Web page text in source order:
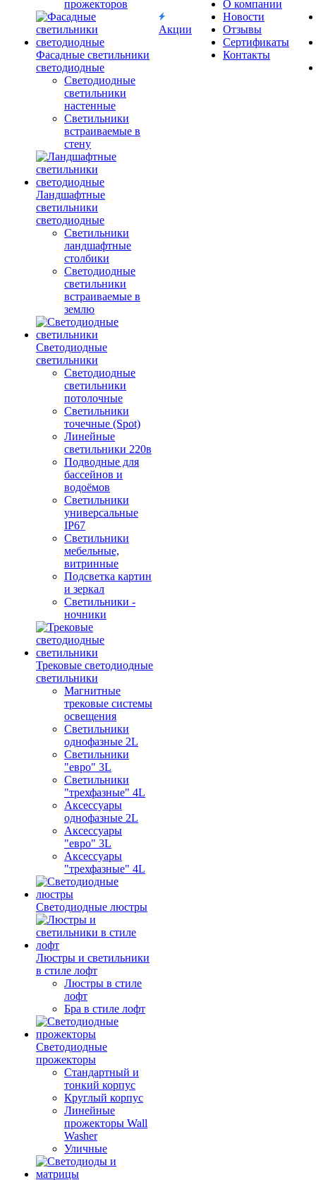
прожекторов
Фасадные светильники
светодиодные
Светодиодные
светильники
настенные
Светильники
встраиваемые в
стену
Ландшафтные
светильники
светодиодные
Светильники
ландшафтные
столбики
Светодиодные
светильники
встраиваемые в
землю
Светодиодные
светильники
Светодиодные
светильники
потолочные
Светильники
точечные (Spot)
Линейные
светильники 220в
Подводные для
бассейнов и
водоёмов
Светильники
универсальные
IP67
Светильники
мебельные,
витринные
Подсветка картин
и зеркал
Светильники -
ночники
Трековые светодиодные
светильники
Магнитные
трековые системы
освещения
Светильники
однофазные 2L
Светильники
"евро" 3L
Светильники
"трехфазные" 4L
Аксессуары
однофазные 2L
Аксессуары
"евро" 3L
Аксессуары
"трехфазные" 4L
Светодиодные люстры
Люстры и светильники
в стиле лофт
Люстры в стиле
лофт
Бра в стиле лофт
Светодиодные
прожекторы
Стандартный и
тонкий корпус
Круглый корпус
Линейные
прожекторы Wall
Washer
Уличные
Акции
О компании
Новости
Отзывы
Сертификаты
Контакты